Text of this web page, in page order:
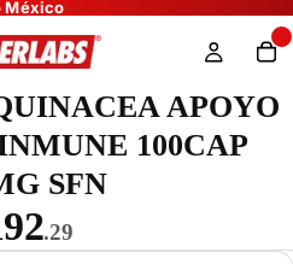
APOYO
100CAP
SFN
.29